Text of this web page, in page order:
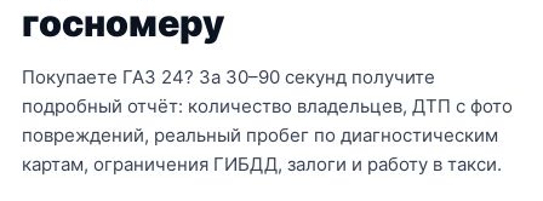
госномеру
Покупаете ГАЗ 24? За 30–90 секунд получите
подробный отчёт: количество владельцев, ДТП с фото
повреждений, реальный пробег по диагностическим
картам, ограничения ГИБДД, залоги и работу в такси.